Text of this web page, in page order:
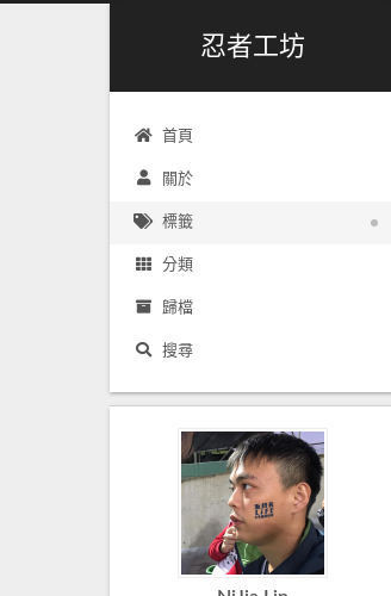
忍者工坊
首頁
關於
標籤
分類
歸檔
搜尋